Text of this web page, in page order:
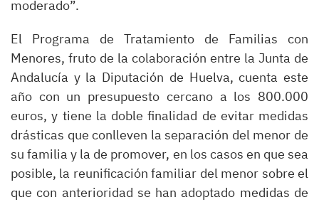
moderado”.
El Programa de Tratamiento de Familias con
Menores, fruto de la colaboración entre la Junta de
Andalucía y la Diputación de Huelva, cuenta este
año con un presupuesto cercano a los 800.000
euros, y tiene la doble finalidad de evitar medidas
drásticas que conlleven la separación del menor de
su familia y la de promover, en los casos en que sea
posible, la reunificación familiar del menor sobre el
que con anterioridad se han adoptado medidas de